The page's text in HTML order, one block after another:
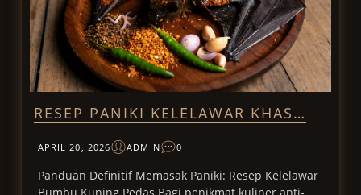
RESEP PANIKI KELELAWAR KHAS…
APRIL 20, 2026 ADMIN 0
Panduan Definitif Memasak Paniki: Resep Kelelawar